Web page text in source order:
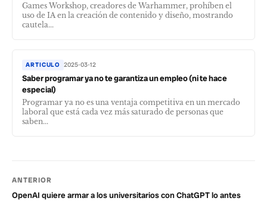
Games Workshop, creadores de Warhammer, prohíben el
uso de IA en la creación de contenido y diseño, mostrando
cautela...
ARTICULO 2025-03-12
Saber programar ya no te garantiza un empleo (ni te hace
especial)
Programar ya no es una ventaja competitiva en un mercado
laboral que está cada vez más saturado de personas que
saben...
ANTERIOR
OpenAI quiere armar a los universitarios con ChatGPT lo antes